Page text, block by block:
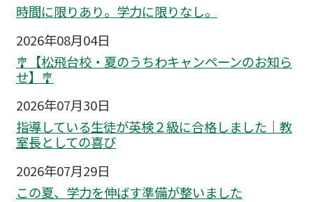
時間に限りあり。学力に限りなし。
2026年08月04日
🎐【松飛台校・夏のうちわキャンペーンのお知ら
せ】🎐
2026年07月30日
指導している生徒が英検２級に合格しました｜教
室長としての喜び
2026年07月29日
この夏、学力を伸ばす準備が整いました